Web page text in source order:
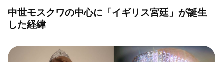
中世モスクワの中心に「イギリス宮廷」が誕生
した経緯